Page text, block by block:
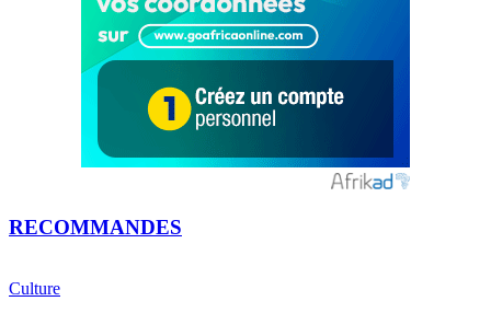
RECOMMANDES
Culture